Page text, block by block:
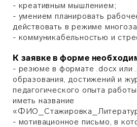
- креативным мышлением;
- умением планировать
действовать в режиме
- коммуникабельностью и
К заявке в форме
- резюме в формате .docx или
образования, достижений и
педагогического опыта
иметь название
- мотивационное письмо, в